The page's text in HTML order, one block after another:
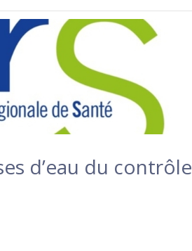
d’eau du contrôle